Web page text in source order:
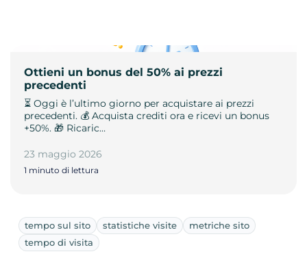
Ottieni un bonus del 50% ai prezzi
precedenti
⏳ Oggi è l’ultimo giorno per acquistare ai prezzi
precedenti. 💰 Acquista crediti ora e ricevi un bonus
+50%. 🎁 Ricaric…
23 maggio 2026
1 minuto di lettura
tempo sul sito statistiche visite
metriche sito
tempo di visita